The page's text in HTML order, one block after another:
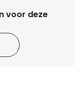
voor deze